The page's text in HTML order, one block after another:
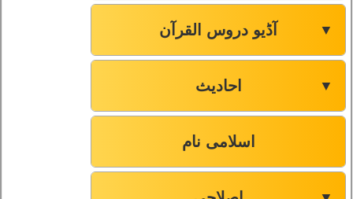
آڈیو دروس القرآن ▼
احادیث ▼
اسلامی نام